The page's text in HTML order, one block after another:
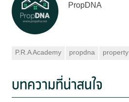
PropDNA
P.R.A Academy propdna property
บทความที่น่าสนใจ